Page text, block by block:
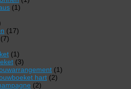
11
1717
77
11
product
33
producten
11
hart 22
22